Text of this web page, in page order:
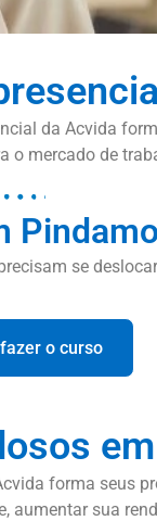
da Acvida
o mercado de
se
o curso
forma seus
sua